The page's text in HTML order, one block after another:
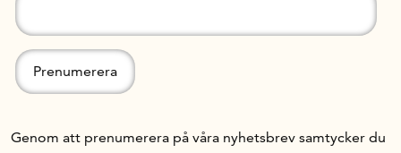
Handelsfakta.se
Genom att prenumerera på våra nyhetsbrev samtycker du